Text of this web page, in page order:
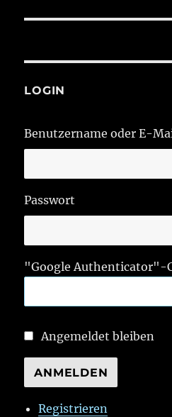
LOGIN
Benutzername oder E-
Passwort
"Google Authenticator"-
Angemeldet bleiben
ANMELDEN
Registrieren